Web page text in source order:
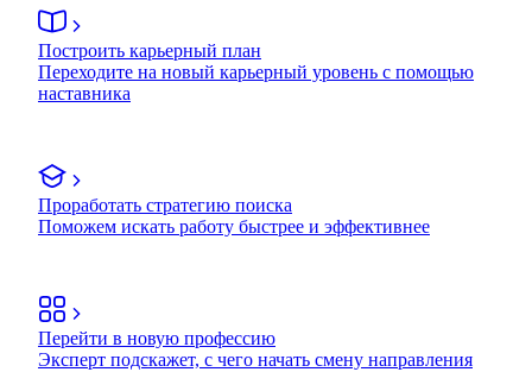
Построить карьерный план
Переходите на новый карьерный уровень с помощью
наставника
Проработать стратегию поиска
Поможем искать работу быстрее и эффективнее
Перейти в новую профессию
Эксперт подскажет, с чего начать смену направления